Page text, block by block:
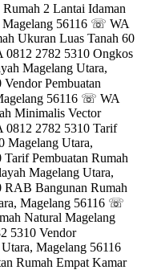
2 Lantai Idaman
Magelang 56116 ☏ WA
Ukuran Luas Tanah 60
2782 5310 Ongkos
Magelang Utara,
Pembuatan
56116 ☏ WA
Minimalis Vector
2782 5310 Tarif
Magelang Utara,
Pembuatan Rumah
Magelang Utara,
Bangunan Rumah
Magelang 56116 ☏
Natural Magelang
5310 Vendor
Magelang 56116
Rumah Empat Kamar